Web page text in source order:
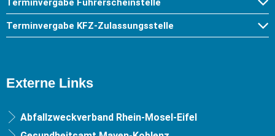
Terminvergabe KFZ-Zulassungsstelle
Externe Links
Abfallzweckverband Rhein-Mosel-Eifel